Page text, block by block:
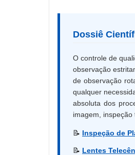
Dossiê
O controle de
observação
de observação
qualquer
absoluta dos
imagem,
📝 Inspeção de
📝 Lentes